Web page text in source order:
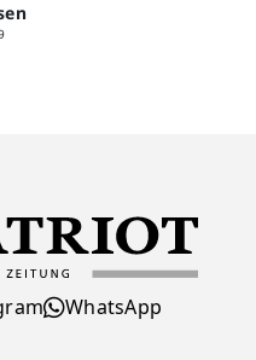
WhatsApp